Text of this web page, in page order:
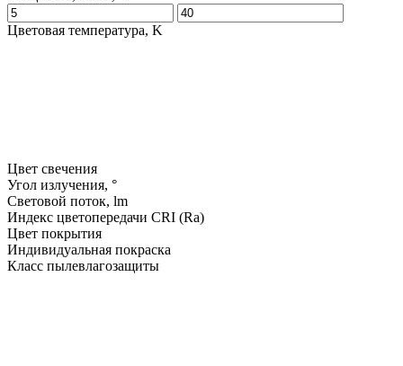
Цветовая температура, K
Цвет свечения
Угол излучения, °
Световой поток, lm
Индекс цветопередачи CRI (Ra)
Цвет покрытия
Индивидуальная покраска
Класс пылевлагозащиты